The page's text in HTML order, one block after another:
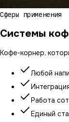
Сферы применения
Системы
Кофе-корнер,
Любой
Работа
Единый